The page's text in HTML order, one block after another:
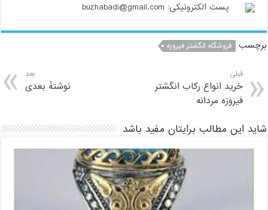
پست الکترونیکی: buzhabadi@gmail.com
برچسب فروشگاه انگشتر فیروزه
قبلی
خرید انواع رکاب انگشتر
فیروزه مردانه
بعد
نوشتهٔ بعدی
شاید این مطالب برایتان مفید باشد